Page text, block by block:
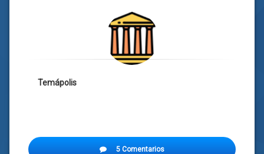
Temápolis
5 Comentarios